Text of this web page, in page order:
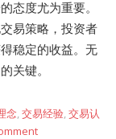
态度尤为重要。
易策略，投资者
稳定的收益。无
关键。
念,交易经验,交易认